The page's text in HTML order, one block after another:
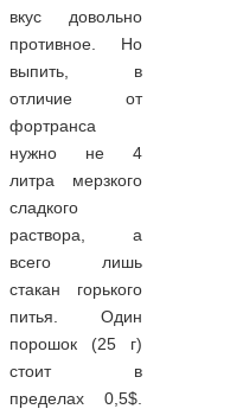
вкус довольно
противное. Но
выпить, в
отличие от
фортранса
нужно не 4
литра мерзкого
сладкого
раствора, а
всего лишь
стакан горького
питья. Один
порошок (25 г)
стоит в
пределах 0,5$.